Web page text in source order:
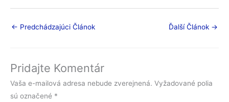
← Predchádzajúci Článok Ďalší Článok →
Pridajte Komentár
Vaša e-mailová adresa nebude zverejnená. Vyžadované polia
sú označené *